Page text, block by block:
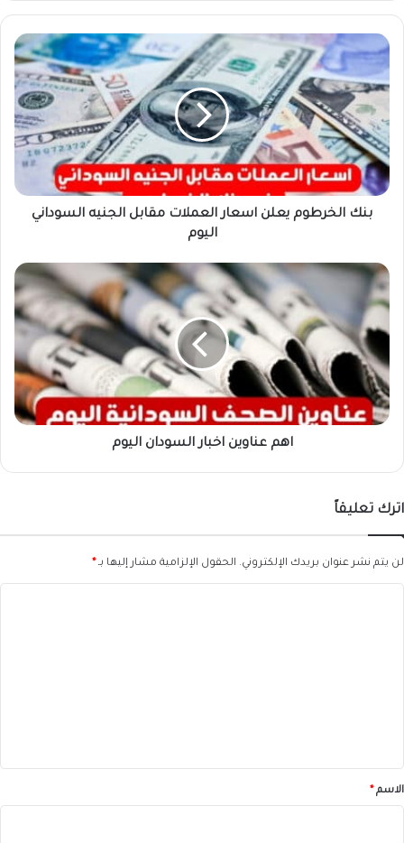
بنك
الخرطوم
يعلن
العملات
مقابل
الجنيه
السوداني
اليوم
بنك الخرطوم يعلن اسعار العملات مقابل الجنيه السوداني
اليوم
اهم
عناوين
اخبار
السودان
اليوم
اهم عناوين اخبار السودان اليوم
اترك تعليقاً
لن يتم نشر عنوان بريدك الإلكتروني. الحقول الإلزامية مشار إليها بـ*
*الاسم*